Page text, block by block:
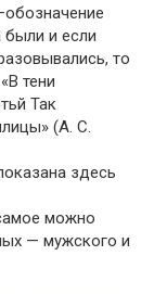
были и если
то
тени
Так
(А. С.
здесь
можно
— мужского и